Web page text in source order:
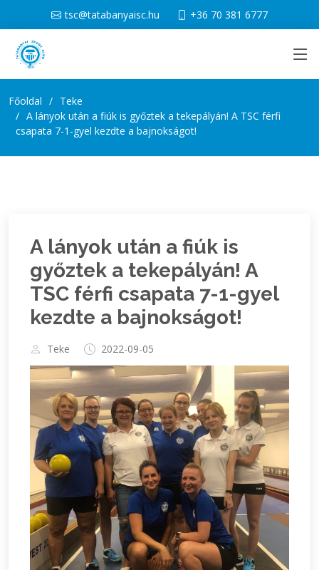
tsc@tatabanyaisc.hu +36 70 381 6777
Főoldal
Teke
A lányok után a fiúk is győztek a tekepályán! A TSC férfi
csapata 7-1-gyel kezdte a bajnokságot!
A lányok után a fiúk is
győztek a tekepályán! A
TSC férfi csapata 7-1-gyel
kezdte a bajnokságot!
Teke 2022-09-05